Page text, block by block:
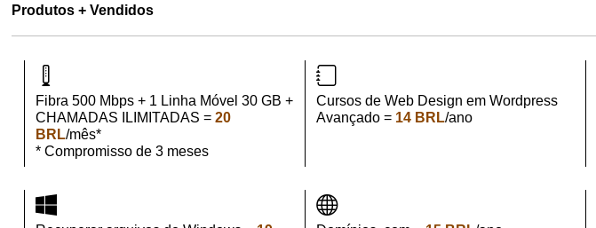
Produtos + Vendidos
Fibra 500 Mbps + 1 Linha Móvel 30 GB +
CHAMADAS ILIMITADAS = 20
BRL/mês*
* Compromisso de 3 meses
Cursos de Web Design em Wordpress
Avançado = 14 BRL/ano